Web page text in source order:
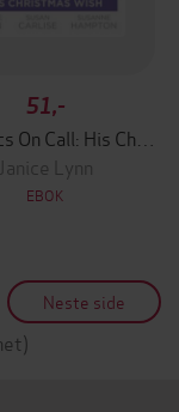
51,-
Janice Lynn
EBOK
Neste side